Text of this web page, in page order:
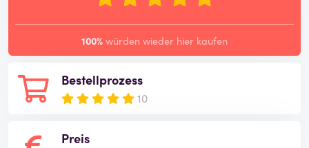
Bestellprozess
10
Preis
100% würden wieder hier kaufen